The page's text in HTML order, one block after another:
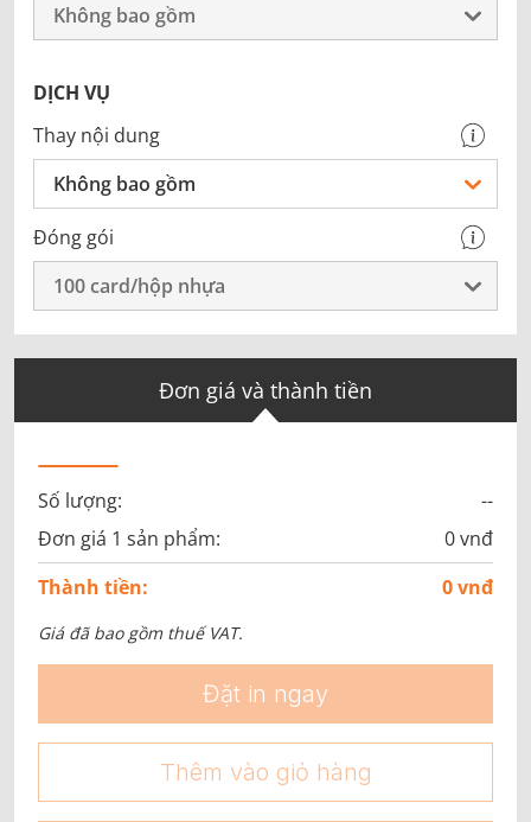
Không bao gồm
DỊCH VỤ
Thay nội dung
Không bao gồm
Đóng gói
100 card/hộp nhựa
Đơn giá và thành tiền
Số lượng:
--
Đơn giá 1 sản phẩm:
0 vnđ
Thành tiền:
0 vnđ
Giá đã bao gồm thuế VAT.
Đặt in ngay
Thêm vào giỏ hàng